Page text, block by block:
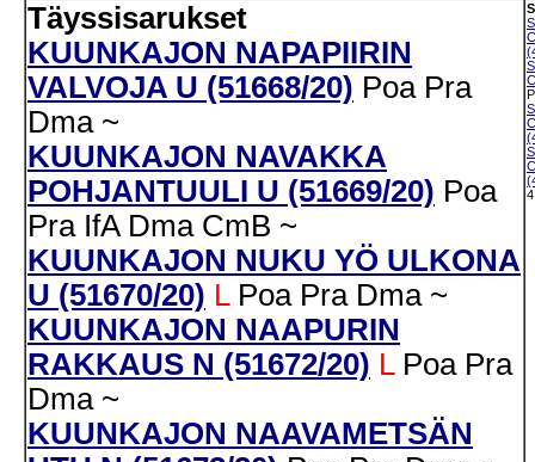
Täyssisarukset
KUUNKAJON NAPAPIIRIN
VALVOJA U (51668/20) Poa Pra
Dma ~
KUUNKAJON NAVAKKA
POHJANTUULI U (51669/20) Poa
Pra IfA Dma CmB ~
KUUNKAJON NUKU YÖ ULKONA
U (51670/20) L Poa Pra Dma ~
KUUNKAJON NAAPURIN
RAKKAUS N (51672/20) L Poa Pra
Dma ~
KUUNKAJON NAAVAMETSÄN